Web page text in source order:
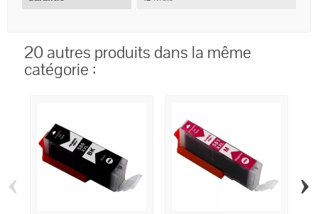
20 autres produits dans la même
catégorie :
‹ ›